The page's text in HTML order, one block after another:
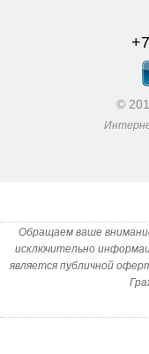
©
Обращаем ваше
исключительно
является публичной